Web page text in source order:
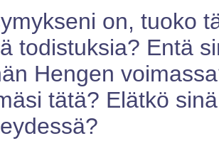
on, tuoko
todistuksia? Entä
Hengen
tätä? Elätkö